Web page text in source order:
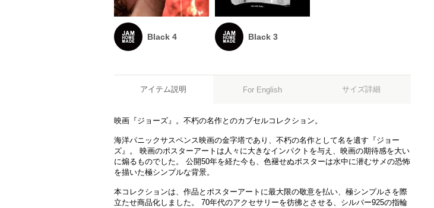
Black 4 Black 3
アイテム説明 For English サイズ詳細
映画『ジョーズ』。不朽の名作とのカプセルコレクション。
海洋パニックサスペンス映画の金字塔であり、不朽の名作として名を遺す『ジョー
ズ』。 映画のポスターアートは人々に大きなインパクトを与え、映画の期待感を大い
に煽るものでした。 公開50年を経た今も、色褪せぬポスターは水中に潜むサメの恐怖
を描いた極シンプルな背景。
本コレクションは、作品とポスターアートに最大限の敬意を払い、極シンプルさを際
立たせ商品化しました。 70年代のアクセサリーを彷彿とさせる、シルバー925の指輪